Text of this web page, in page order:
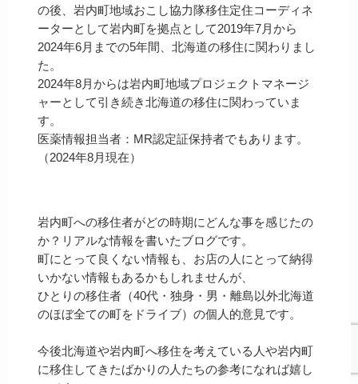
の後、岩内町地域おこし協力隊移住定住コーディネ
ーターとして岩内町を拠点として2019年7月から
2024年6月までの5年間、北海道の移住に関わりまし
た。
2024年8月からは岩内町地域プロジェクトマネージ
ャーとして引き続き北海道の移住に関わっていま
す。
医薬情報担当者：MR認定証保持者でもあります。
（2024年8月現在）
岩内町への移住者がどの時期にどんな事を感じたの
か？リアルな情報を書いたブログです。
町にとって良くない情報も、お店の人にとって納得
いかない情報もあるかもしれませんが、
ひとりの移住者（40代・独身・男・離島以外北海道
のほぼ全ての町をドライブ）の個人的意見です。
今後北海道や岩内町へ移住を考えている人や岩内町
に移住してきたばかりの人たちの参考になれば嬉し